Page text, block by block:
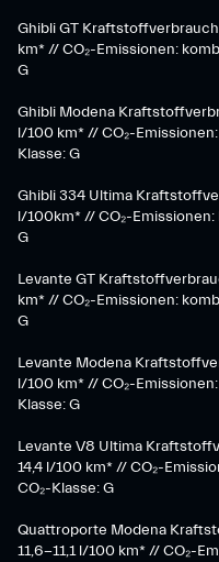
Ghibli GT
km* // CO₂-Emissionen:
G
Ghibli Modena
l/100 km* // CO₂-
Klasse: G​
Ghibli 334 Ultima
l/100km* // CO₂-
G
Levante GT
km* // CO₂-Emissionen:
G​
Levante Modena
l/100 km* // CO₂-
Klasse: G
​Levante V8 Ultima
14,4 l/100 km* // CO₂-
CO₂-Klasse: G
Quattroporte Modena
11,6-11,1 l/100 km* // CO₂-